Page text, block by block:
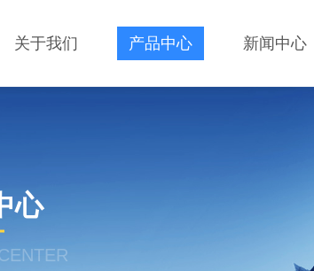
关于我们 产品中心 新闻中心
心